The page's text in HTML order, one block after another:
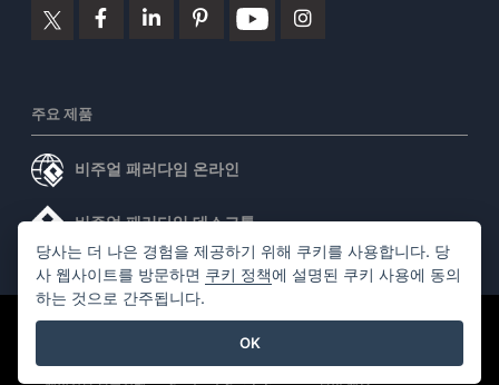
주요 제품
비주얼 패러다임 온라인
비주얼 패러다임 데스크톱
©2026 by Visual Paradigm. 모든 권리 보유.
당사는 더 나은 경험을 제공하기 위해 쿠키를 사용합니다. 당
사 웹사이트를 방문하면 쿠키 정책에 설명된 쿠키 사용에 동의
하는 것으로 간주됩니다.
OK